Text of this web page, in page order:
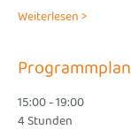
Weiterlesen >
Programmplan
15:00 - 19:00
4 Stunden